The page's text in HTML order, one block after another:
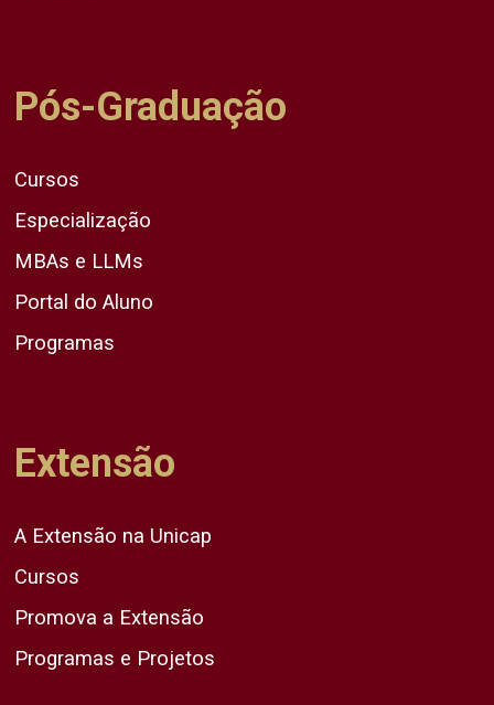
Pós-Graduação
Cursos
Especialização
MBAs e LLMs
Portal do Aluno
Programas
Extensão
A Extensão na Unicap
Cursos
Promova a Extensão
Programas e Projetos